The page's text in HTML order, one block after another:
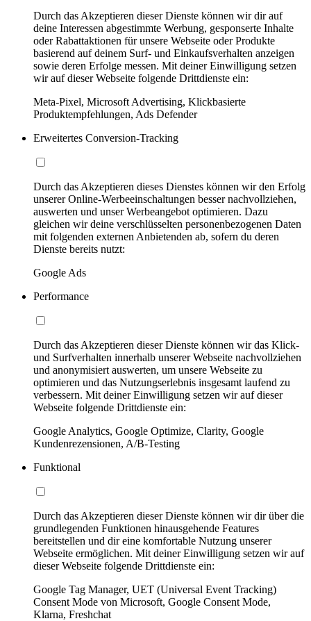
Durch das Akzeptieren dieser Dienste können wir dir auf
deine Interessen abgestimmte Werbung, gesponserte Inhalte
oder Rabattaktionen für unsere Webseite oder Produkte
basierend auf deinem Surf- und Einkaufsverhalten anzeigen
sowie deren Erfolge messen. Mit deiner Einwilligung setzen
wir auf dieser Webseite folgende Drittdienste ein:
Meta-Pixel, Microsoft Advertising, Klickbasierte
Produktempfehlungen, Ads Defender
Erweitertes Conversion-Tracking
Durch das Akzeptieren dieses Dienstes können wir den Erfolg
unserer Online-Werbeeinschaltungen besser nachvollziehen,
auswerten und unser Werbeangebot optimieren. Dazu
gleichen wir deine verschlüsselten personenbezogenen Daten
mit folgenden externen Anbietenden ab, sofern du deren
Dienste bereits nutzt:
Google Ads
Performance
Durch das Akzeptieren dieser Dienste können wir das Klick-
und Surfverhalten innerhalb unserer Webseite nachvollziehen
und anonymisiert auswerten, um unsere Webseite zu
optimieren und das Nutzungserlebnis insgesamt laufend zu
verbessern. Mit deiner Einwilligung setzen wir auf dieser
Webseite folgende Drittdienste ein:
Google Analytics, Google Optimize, Clarity, Google
Kundenrezensionen, A/B-Testing
Funktional
Durch das Akzeptieren dieser Dienste können wir dir über die
grundlegenden Funktionen hinausgehende Features
bereitstellen und dir eine komfortable Nutzung unserer
Webseite ermöglichen. Mit deiner Einwilligung setzen wir auf
dieser Webseite folgende Drittdienste ein:
Google Tag Manager, UET (Universal Event Tracking)
Consent Mode von Microsoft, Google Consent Mode,
Klarna, Freshchat